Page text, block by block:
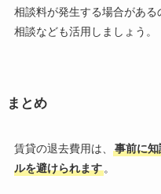
相談料が発生する場合がある
相談なども活用しましょう。
まとめ
賃貸の退去費用は、
事前に
ルを避けられます。